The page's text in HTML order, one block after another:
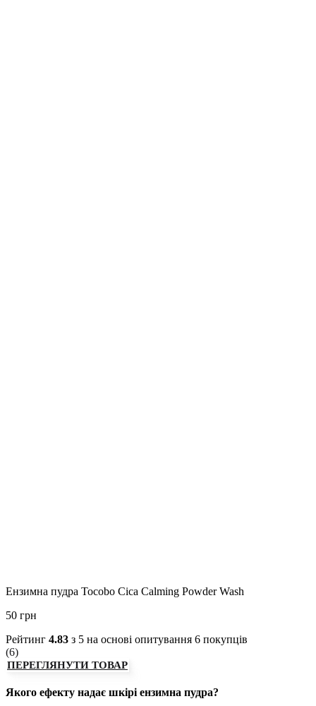
Ензимна пудра Tocobo Cica Calming Powder Wash
50 грн
Рейтинг 4.83 з 5 на основі опитування 6 покупців
(6)
ПЕРЕГЛЯНУТИ ТОВАР
Якого ефекту надає шкірі ензимна пудра?